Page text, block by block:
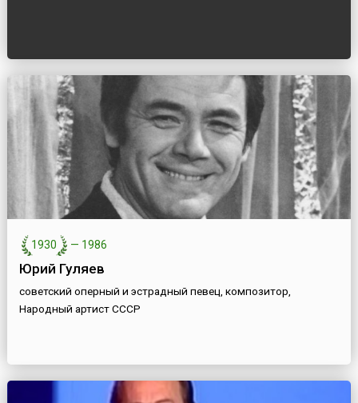
1930 — 1986
Юрий Гуляев
советский оперный и эстрадный певец, композитор,
Народный артист СССР